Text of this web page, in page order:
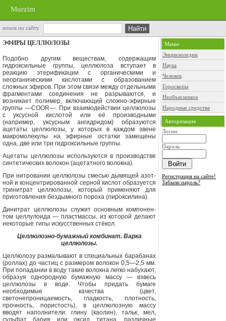
Murzim
поиск по сайту
ЭФИРЫ ЦЕЛЛЮЛОЗЫ
Подобно другим веществам, содержащим
гидроксильные группы, целлюлоза вступает в
реакцию этерификации с органическими и
неорганическими кислотами с образованием
сложных эфиров. При этом связи между отдельными
фрагментами соединения не разры­ваются, и
возникает полимер, включающий сложно-эфирные
группы —COOR—. При взаимодействии целлюлозы
с уксусной кислотой или её производными
(например, уксусным ангидридом) образуются
ацета­ты целлюлозы, у которых в каждом звене
макромоле­кулы на эфирные остатки замещены
одна, две или три гидроксильные группы.
Ацетаты целлюлозы используются в производстве
синтетических волокон (ацетатного волокна).
При нитровании целлюлозы смесью дымящей азот­
ной и концентрированной серной кислот образуется
тринитрат целлюлозы, который применяют для
приго­товления бездымного пороха (пироксилина).
Динитрат целлюлозы служит основным компонен­
том целлулоида — пластмассы, из которой делают
не­которые типы искусственных стёкол.
Целлюлозно-бумажный комбинат. Варка
целлюлозы.
Целлюлозу размалывают в специальных барабанах
(роллах) до частиц с размером волокон 0,5—2,5 мм.
При попадании в воду такие волокна легко набухают,
обра­зуя однородную бумажную массу — взвесь
целлюлозы в воде. Чтобы придать бумаге
необходимые качества (цвет,
светонепроницаемость, гладкость, плотность,
прочность, пористость), в целлюлозную массу
вводят на­полнители: глину (каолин), тальк, мел,
сульфат бария или оксид титана, различные
Меню
Энциклопедии
Наука
Человек
Гороскопы
Необъяснимое
Народные средства
Авторизация
Логин:
Пароль:
Регистрация на сайте!
Забыли пароль?